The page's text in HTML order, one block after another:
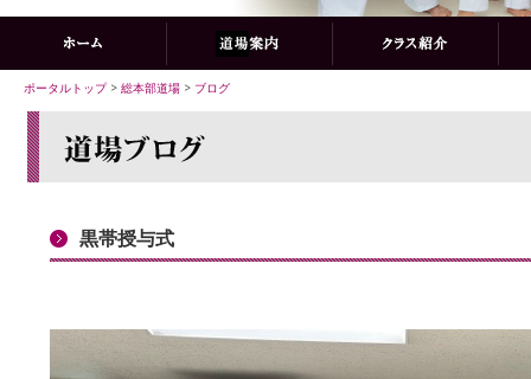
ポータルトップ> 総本部道場 > ブログ
黒帯授与式